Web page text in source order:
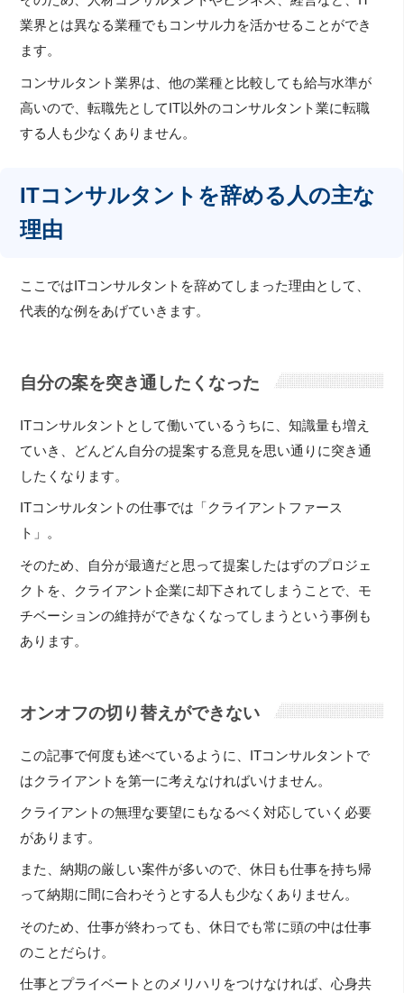
業界とは異なる業種でもコンサル力を活かせることができ
ます。
コンサルタント業界は、他の業種と比較しても給与水準が
高いので、転職先としてIT以外のコンサルタント業に転職
する人も少なくありません。
ITコンサルタントを辞める人の主な
理由
ここではITコンサルタントを辞めてしまった理由として、
代表的な例をあげていきます。
自分の案を突き通したくなった
ITコンサルタントとして働いているうちに、知識量も増え
ていき、どんどん自分の提案する意見を思い通りに突き通
したくなります。
ITコンサルタントの仕事では「クライアントファース
ト」。
そのため、自分が最適だと思って提案したはずのプロジェ
クトを、クライアント企業に却下されてしまうことで、モ
チベーションの維持ができなくなってしまうという事例も
あります。
オンオフの切り替えができない
この記事で何度も述べているように、ITコンサルタントで
はクライアントを第一に考えなければいけません。
クライアントの無理な要望にもなるべく対応していく必要
があります。
また、納期の厳しい案件が多いので、休日も仕事を持ち帰
って納期に間に合わそうとする人も少なくありません。
そのため、仕事が終わっても、休日でも常に頭の中は仕事
のことだらけ。
仕事とプライベートとのメリハリをつけなければ、心身共